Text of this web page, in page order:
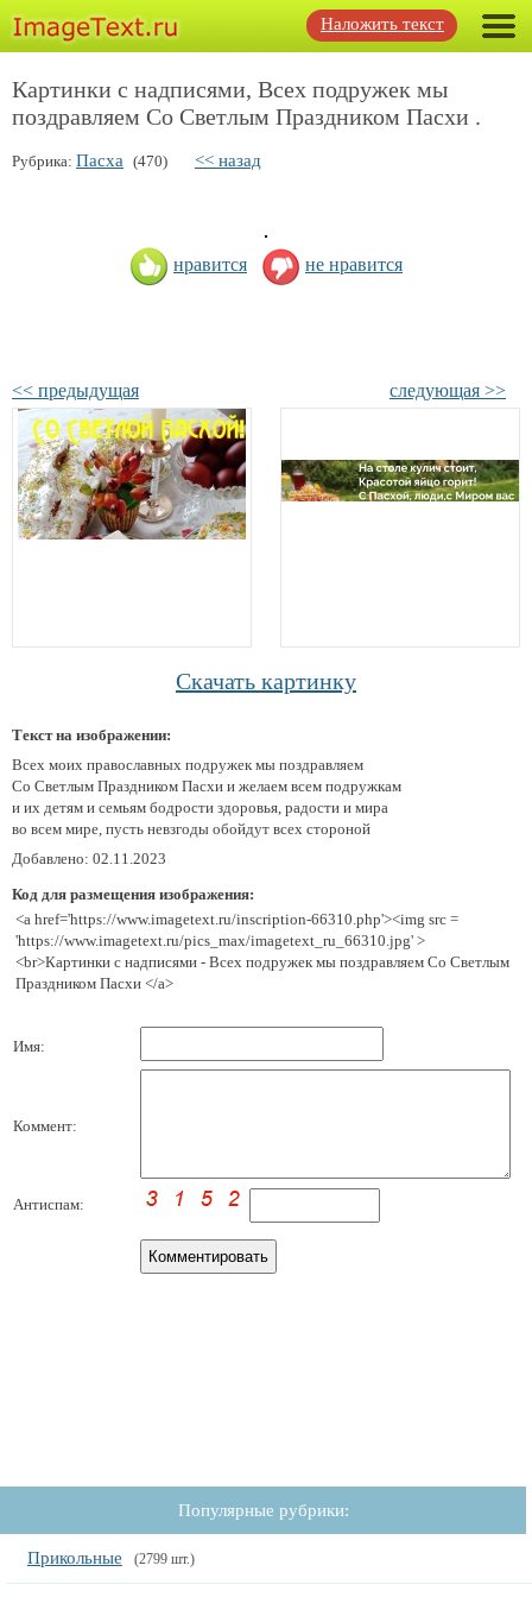
Наложить текст
Картинки с надписями, Всех подружек мы
поздравляем Со Светлым Праздником Пасхи .
Рубрика: Пасха (470) << назад
нравится не нравится
<< предыдущая следующая >>
Скачать картинку
Текст на изображении:
Всех моих православных подружек мы поздравляем
Со Светлым Праздником Пасхи и желаем всем подружкам
и их детям и семьям бодрости здоровья, радости и мира
во всем мире, пусть невзгоды обойдут всех стороной
Добавлено: 02.11.2023
Код для размещения изображения:
<a href='https://www.imagetext.ru/inscription-66310.php'><img src =
'https://www.imagetext.ru/pics_max/imagetext_ru_66310.jpg' >
<br>Картинки с надписями - Всех подружек мы поздравляем Со Светлым
Праздником Пасхи </a>
Имя:
Коммент:
Антиспам:
Популярные рубрики:
Прикольные (2799 шт.)